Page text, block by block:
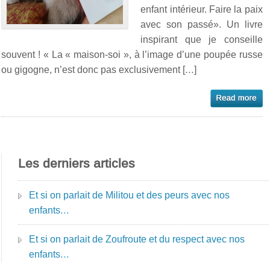
enfant intérieur. Faire la paix
avec son passé». Un livre
inspirant que je conseille
souvent ! « La « maison-soi », à l’image d’une poupée russe
ou gigogne, n’est donc pas exclusivement […]
Les derniers articles
Et si on parlait de Militou et des peurs avec nos
enfants…
Et si on parlait de Zoufroute et du respect avec nos
enfants…